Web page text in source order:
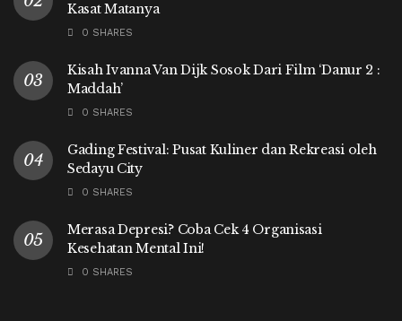
Kasat Matanya
0 SHARES
Kisah Ivanna Van Dijk Sosok Dari Film ‘Danur 2 :
Maddah’
0 SHARES
Gading Festival: Pusat Kuliner dan Rekreasi oleh
Sedayu City
0 SHARES
Merasa Depresi? Coba Cek 4 Organisasi
Kesehatan Mental Ini!
0 SHARES